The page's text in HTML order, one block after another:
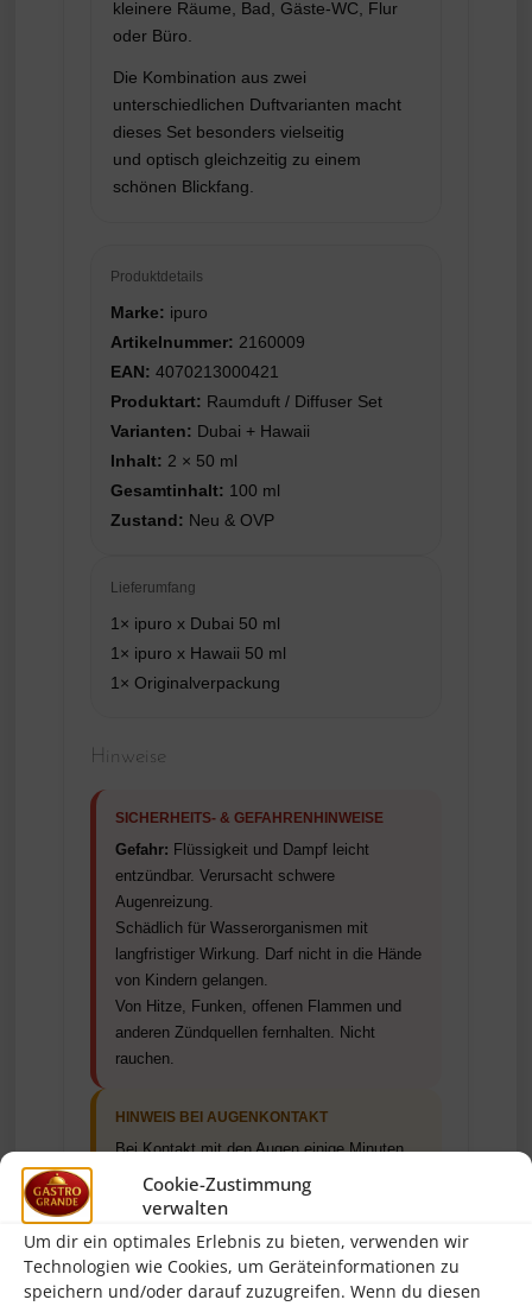
Cookie-Zustimmung
verwalten
Um dir ein optimales Erlebnis zu bieten, verwenden wir
Technologien wie Cookies, um Geräteinformationen zu
speichern und/oder darauf zuzugreifen. Wenn du diesen
kleinere Räume, Bad, Gäste-WC, Flur
oder Büro.
Die Kombination aus zwei
unterschiedlichen Duftvarianten macht
dieses Set besonders vielseitig
und optisch gleichzeitig zu einem
schönen Blickfang.
Produktdetails
Marke: ipuro
Artikelnummer: 2160009
EAN: 4070213000421
Produktart: Raumduft / Diffuser Set
Varianten: Dubai + Hawaii
Inhalt: 2 × 50 ml
Gesamtinhalt: 100 ml
Zustand: Neu & OVP
Lieferumfang
1× ipuro x Dubai 50 ml
1× ipuro x Hawaii 50 ml
1× Originalverpackung
Hinweise
SICHERHEITS- & GEFAHRENHINWEISE
Gefahr: Flüssigkeit und Dampf leicht
entzündbar. Verursacht schwere
Augenreizung.
Schädlich für Wasserorganismen mit
langfristiger Wirkung. Darf nicht in die Hände
von Kindern gelangen.
Von Hitze, Funken, offenen Flammen und
anderen Zündquellen fernhalten. Nicht
rauchen.
HINWEIS BEI AUGENKONTAKT
Bei Kontakt mit den Augen einige Minuten
lang behutsam mit Wasser ausspülen.
Eventuell vorhandene Kontaktlinsen nach
Bei anhaltender Augenreizung ärztlichen Rat
einholen / ärztliche Hilfe hinzuziehen.